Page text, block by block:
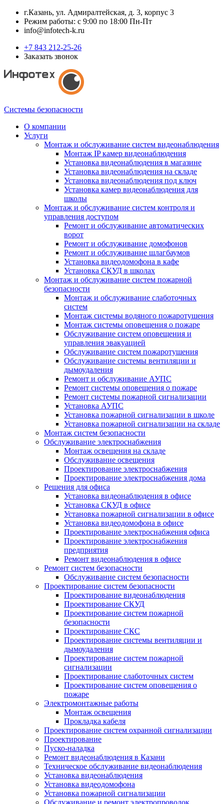
г.Казань, ул. Адмиралтейская, д. 3, корпус 3
Режим работы: с 9:00 по 18:00 Пн-Пт
info@infotech-k.ru
+7 843 212-25-26
Заказать звонок
Системы безопасности
О компании
Услуги
Монтаж и обслуживание систем видеонаблюдения
Монтаж IP камер видеонаблюдения
Установка видеонаблюдения в магазине
Установка видеонаблюдения на складе
Установка видеонаблюдения под ключ
Установка камер видеонаблюдения для
школы
Монтаж и обслуживание систем контроля и
управления доступом
Ремонт и обслуживание автоматических
ворот
Ремонт и обслуживание домофонов
Ремонт и обслуживание шлагбаумов
Установка видеодомофона в кафе
Установка СКУД в школах
Монтаж и обслуживание систем пожарной
безопасности
Монтаж и обслуживание слаботочных
систем
Монтаж системы водяного пожаротушения
Монтаж системы оповещения о пожаре
Обслуживание систем оповещения и
управления эвакуацией
Обслуживание систем пожаротушения
Обслуживание системы вентиляции и
дымоудаления
Ремонт и обслуживание АУПС
Ремонт системы оповещения о пожаре
Ремонт системы пожарной сигнализации
Установка АУПС
Установка пожарной сигнализации в школе
Установка пожарной сигнализации на складе
Монтаж систем безопасности
Обслуживание электроснабжения
Монтаж освещения на складе
Обслуживание освещения
Проектирование электроснабжения
Проектирование электроснабжения дома
Решения для офиса
Установка видеонаблюдения в офисе
Установка СКУД в офисе
Установка пожарной сигнализации в офисе
Установка видеодомофона в офисе
Проектирование электроснабжения офиса
Проектирование электроснабжения
предприятия
Ремонт видеонаблюдения в офисе
Ремонт систем безопасности
Обслуживание систем безопасности
Проектирование систем безопасности
Проектирование видеонаблюдения
Проектирование СКУД
Проектирование систем пожарной
безопасности
Проектирование СКС
Проектирование системы вентиляции и
дымоудаления
Проектирование систем пожарной
сигнализации
Проектирование слаботочных систем
Проектирование систем оповещения о
пожаре
Электромонтажные работы
Монтаж освещения
Прокладка кабеля
Проектирование систем охранной сигнализации
Проектирование
Пуско-наладка
Ремонт видеонаблюдения в Казани
Техническое обслуживание видеонаблюдения
Установка видеонаблюдения
Установка видеодомофона
Установка пожарной сигнализации
Обслуживание и ремонт электропроводок